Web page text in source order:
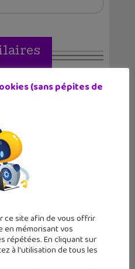
(sans pépites de
ce site afin de vous offrir
mémorisant vos
répétées. En cliquant sur
à l'utilisation de tous les